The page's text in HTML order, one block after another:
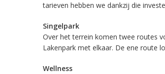
tarieven hebben we dankzij die
Singelpark
Over het terrein komen twee routes
Lakenpark met elkaar. De ene route
Wellness